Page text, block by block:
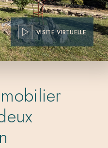
VISITE VIRTUELLE